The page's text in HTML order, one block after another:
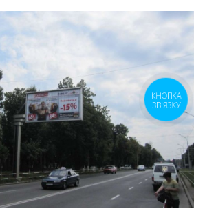
КНОПКА
ЗВ'ЯЗКУ